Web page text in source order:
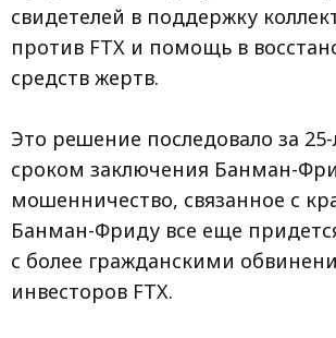
свидетелей в поддержку
против FTX и помощь в
средств жертв.
Это решение последовало за
сроком заключения Банман-
мошенничество, связанное с
Банман-Фриду все еще
с более гражданскими
инвесторов FTX.